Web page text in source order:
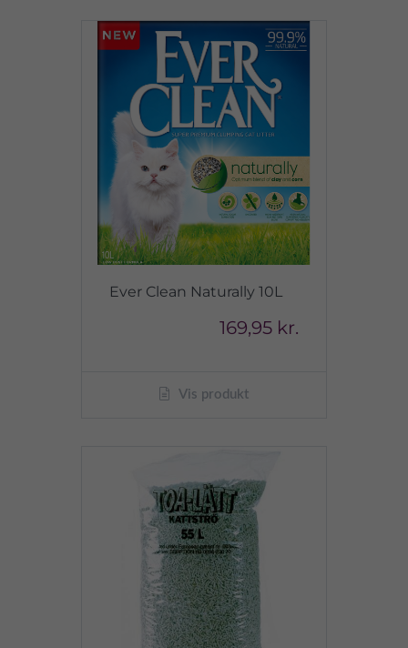
Ever Clean Naturally 10L
169,95 kr.
Vis produkt